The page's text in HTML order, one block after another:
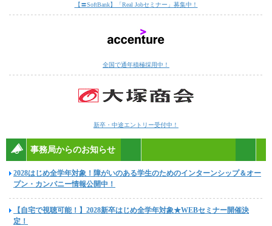
【〓SoftBank】「Real Jobセミナー」募集中！
全国で通年積極採用中！
新卒・中途エントリー受付中！
事務局からのお知らせ
2028はじめ全学年対象！障がいのある学生のためのインターンシップ＆オー
プン・カンパニー情報公開中！
【自宅で視聴可能！】2028新卒はじめ全学年対象★WEBセミナー開催決
定！